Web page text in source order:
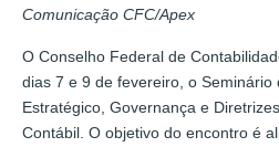
Comunicação CFC/Apex
O Conselho Federal de
dias 7 e 9 de fevereiro, o
Estratégico, Governança e
Contábil. O objetivo do encontro é